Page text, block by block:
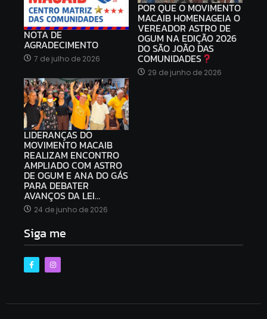
NOTA DE
AGRADECIMENTO
7 de julho de 2026
POR QUE O MOVIMENTO
MACAIB HOMENAGEIA O
VEREADOR ASTRO DE
OGUM NA EDIÇÃO 2026
DO SÃO JOÃO DAS
COMUNIDADES
29 de junho de 2026
LIDERANÇAS DO
MOVIMENTO MACAIB
REALIZAM ENCONTRO
AMPLIADO COM ASTRO
DE OGUM E ANA DO GÁS
PARA DEBATER
AVANÇOS DA LEI…
24 de junho de 2026
Siga me